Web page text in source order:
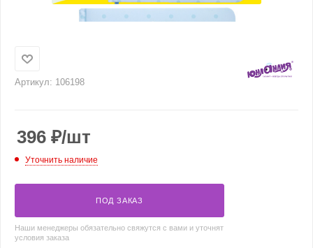
Артикул: 106198
396 ₽/шт
Уточнить наличие
ПОД ЗАКАЗ
Наши менеджеры обязательно свяжутся с вами и уточнят
условия заказа